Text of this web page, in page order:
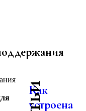
Как
устроена